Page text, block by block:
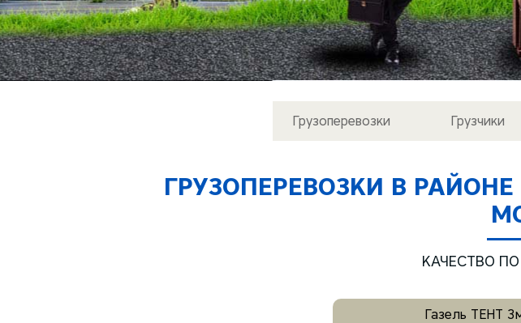
Грузоперевозки Грузчики
ГРУЗОПЕРЕВОЗКИ В
КАЧЕСТВО
Газель ТЕНТ